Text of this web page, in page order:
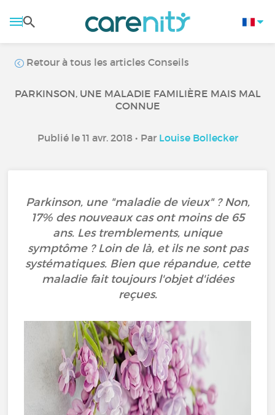
Retour à tous les articles Conseils
PARKINSON, UNE MALADIE FAMILIÈRE MAIS MAL
CONNUE
Publié le 11 avr. 2018 • Par Louise Bollecker
Parkinson, une "maladie de vieux" ? Non,
17% des nouveaux cas ont moins de 65
ans. Les tremblements, unique
symptôme ? Loin de là, et ils ne sont pas
systématiques. Bien que répandue, cette
maladie fait toujours l'objet d'idées
reçues.